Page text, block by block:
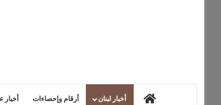
HOME أخبار لبنان أرقام وإحصاءات أخبار